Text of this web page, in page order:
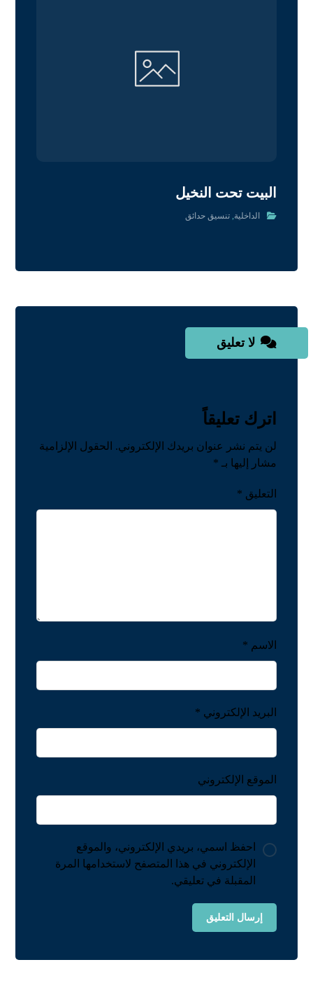
البيت تحت النخيل
الداخلية,تنسيق حدائق
لا تعليق
اترك تعليقاً
لن يتم نشر عنوان بريدك الإلكتروني.
الحقول الإلزامية
مشار إليها بـ *
التعليق *
الاسم *
البريد الإلكتروني *
الموقع الإلكتروني
احفظ اسمي، بريدي الإلكتروني، والموقع
الإلكتروني في هذا المتصفح لاستخدامها المرة
المقبلة في تعليقي.